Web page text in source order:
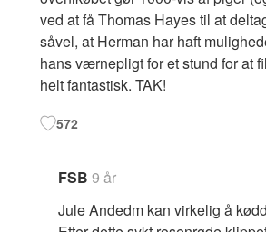
ved at få Thomas Hayes til at
såvel, at Herman har haft
hans værnepligt for et stund for at
helt fantastisk. TAK!
572
FSB 9 år
Jule Andedm kan virkelig å